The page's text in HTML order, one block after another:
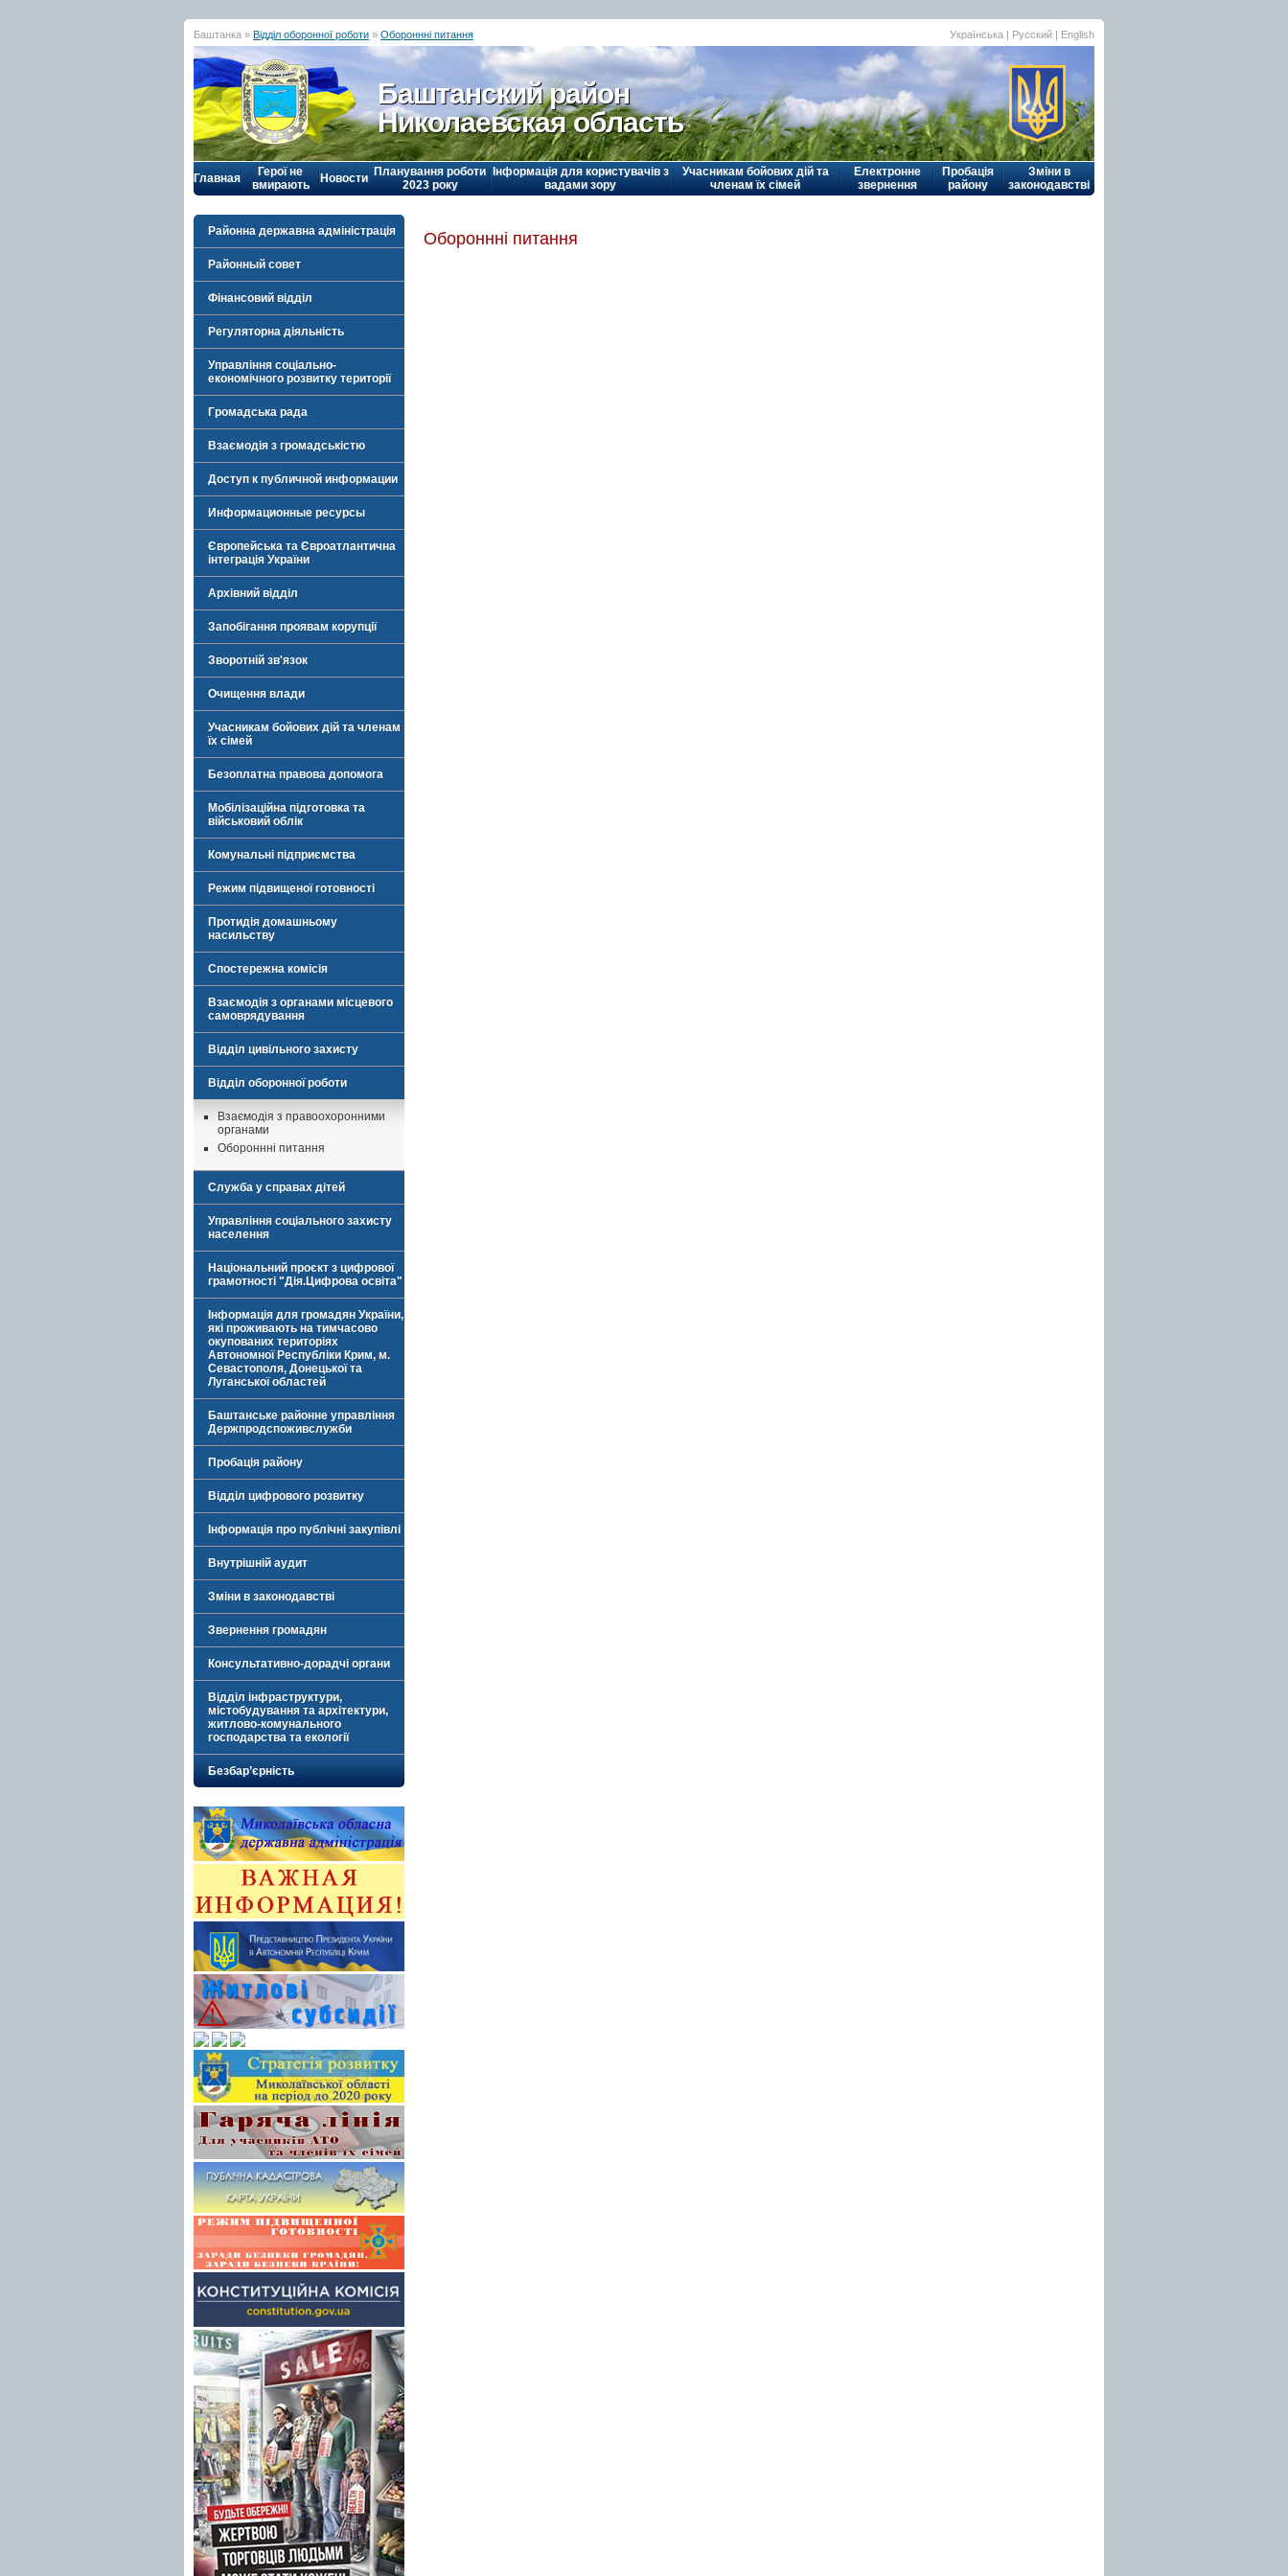
Баштанка » Відділ оборонної роботи » Обороннні питання Українська | Русский | English
Баштанский район
Николаевская область
Главная
Герої не
вмирають
Новости Планування роботи
2023 року
Інформація для користувачів з
вадами зору
Учасникам бойових дій та
членам їх сімей
Електронне
звернення
Пробація
району
Зміни в
законодавстві
Районна державна адміністрація
Районный совет
Фінансовий відділ
Регуляторна діяльність
Управління соціально-
економічного розвитку території
Громадська рада
Взаємодія з громадськістю
Доступ к публичной информации
Информационные ресурсы
Європейська та Євроатлантична
інтеграція України
Архівний відділ
Запобігання проявам корупції
Зворотній зв'язок
Очищення влади
Учасникам бойових дій та членам
їх сімей
Безоплатна правова допомога
Мобілізаційна підготовка та
військовий облік
Комунальні підприємства
Режим підвищеної готовності
Протидія домашньому
насильству
Спостережна комісія
Взаємодія з органами місцевого
самоврядування
Відділ цивільного захисту
Відділ оборонної роботи
Взаємодія з правоохоронними
органами
Обороннні питання
Служба у справах дітей
Управління соціального захисту
населення
Національний проєкт з цифрової
грамотності "Дія.Цифрова освіта"
Інформація для громадян України,
які проживають на тимчасово
окупованих територіях
Автономної Республіки Крим, м.
Севастополя, Донецької та
Луганської областей
Баштанське районне управління
Держпродспоживслужби
Пробація району
Відділ цифрового розвитку
Інформація про публічні закупівлі
Внутрішній аудит
Зміни в законодавстві
Звернення громадян
Консультативно-дорадчі органи
Відділ інфраструктури,
містобудування та архітектури,
житлово-комунального
господарства та екології
Безбар’єрність
Обороннні питання